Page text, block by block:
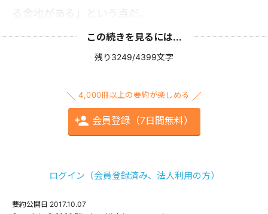
る余地がある」という点だ。
この続きを見るには...
残り3249/4399文字
4,000冊以上の要約が楽しめる
会員登録（7日間無料）
ログイン（会員登録済み、法人利用の方）
要約公開日 2017.10.07